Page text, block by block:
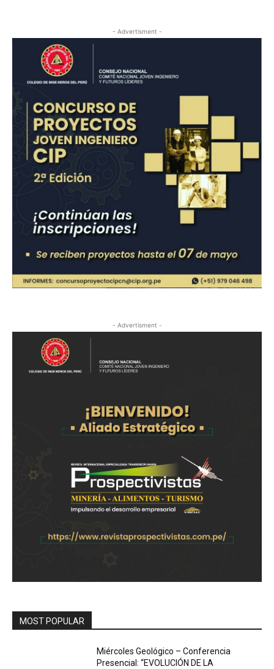
- Advertisment -
- Advertisment -
MOST POPULAR
Miércoles Geológico – Conferencia
Presencial: “EVOLUCIÓN DE LA